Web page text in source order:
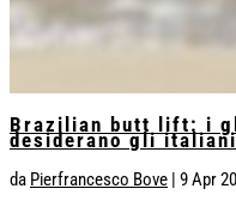
Brazilian butt lift: i
desiderano gli italiani
da Pierfrancesco Bove | 9 Apr